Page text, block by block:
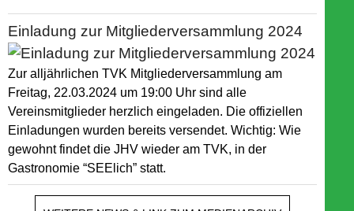
Einladung zur Mitgliederversammlung 2024
Zur alljährlichen TVK Mitgliederversammlung am
Freitag, 22.03.2024 um 19:00 Uhr sind alle
Vereinsmitglieder herzlich eingeladen. Die offiziellen
Einladungen wurden bereits versendet. Wichtig: Wie
gewohnt findet die JHV wieder am TVK, in der
Gastronomie “SEElich” statt.